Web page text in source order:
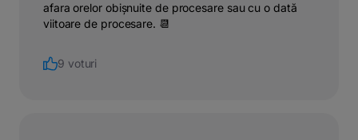
afara orelor obișnuite de procesare sau cu o dată
viitoare de procesare. 📆
9 voturi